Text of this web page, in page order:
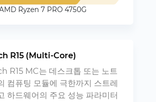
Ryzen 7 PRO 4750G
R15 (Multi-Core)
R15 MC는 데스크톱 또는 노트
컴퓨팅 모듈에 극한까지 스트레
하드웨어의 주요 성능 파라미터